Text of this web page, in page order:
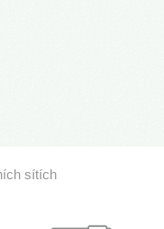
sítích